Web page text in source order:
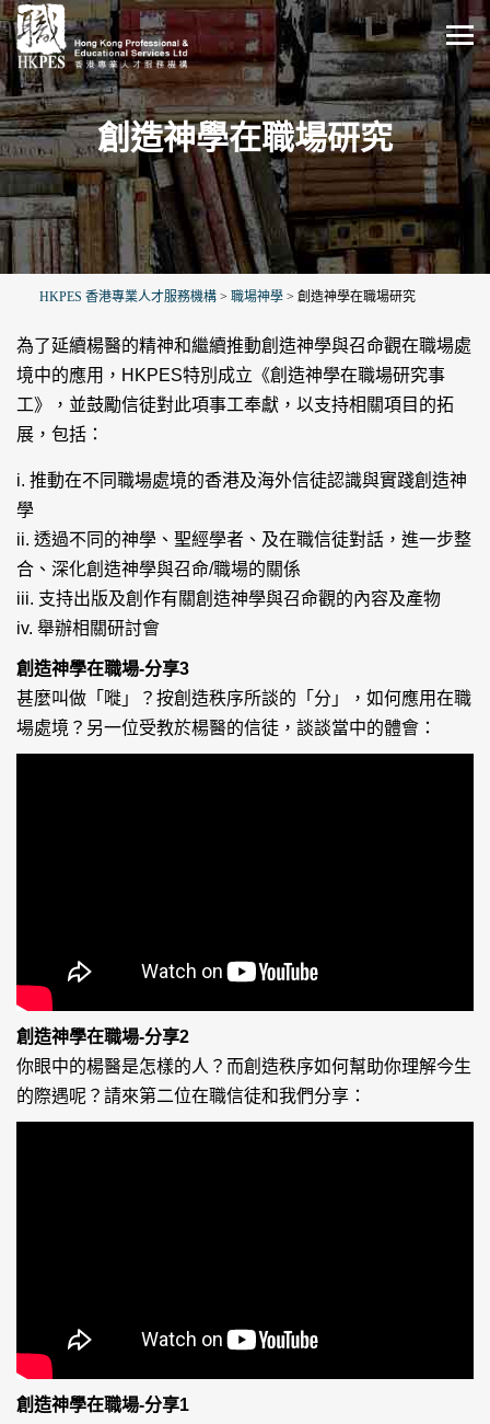
創造神學在職場研究
HKPES 香港專業人才服務機構 > 職場神學 > 創造神學在職場研究
為了延續楊醫的精神和繼續推動創造神學與召命觀在職場處
境中的應用，HKPES特別成立《創造神學在職場研究事
工》，並鼓勵信徒對此項事工奉獻，以支持相關項目的拓
展，包括：
i. 推動在不同職場處境的香港及海外信徒認識與實踐創造神
學
ii. 透過不同的神學、聖經學者、及在職信徒對話，進一步整
合、深化創造神學與召命/職場的關係
iii. 支持出版及創作有關創造神學與召命觀的內容及產物
iv. 舉辦相關研討會
創造神學在職場-分享3
甚麼叫做「嘥」？按創造秩序所談的「分」，如何應用在職
場處境？另一位受教於楊醫的信徒，談談當中的體會：
創造神學在職場-分享2
你眼中的楊醫是怎樣的人？而創造秩序如何幫助你理解今生
的際遇呢？請來第二位在職信徒和我們分享：
創造神學在職場-分享1